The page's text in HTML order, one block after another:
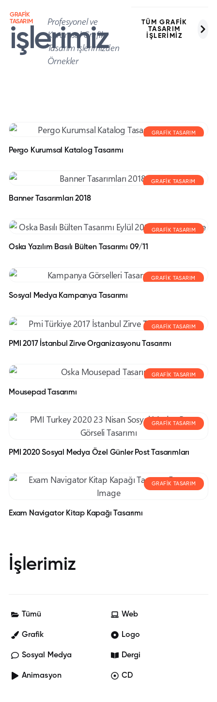
GRAFİK
TASARIM
işlerimiz
Profesyonel ve
Kurumsal Grafik
Tasarım İşlerimizden
Örnekler
TÜM GRAFİK
TASARIM
İŞLERİMİZ
GRAFIK TASARIM
Pergo Kurumsal Katalog Tasarımı
GRAFIK TASARIM
Banner Tasarımları 2018
GRAFIK TASARIM
Oska Yazılım Basılı Bülten Tasarımı 09/11
GRAFIK TASARIM
Sosyal Medya Kampanya Tasarımı
GRAFIK TASARIM
PMI 2017 İstanbul Zirve Organizasyonu Tasarımı
GRAFIK TASARIM
Mousepad Tasarımı
GRAFIK TASARIM
PMI 2020 Sosyal Medya Özel Günler Post Tasarımları
GRAFIK TASARIM
Exam Navigator Kitap Kapağı Tasarımı
İşlerimiz
Tümü Web
Grafik Logo
Sosyal Medya Dergi
Animasyon CD